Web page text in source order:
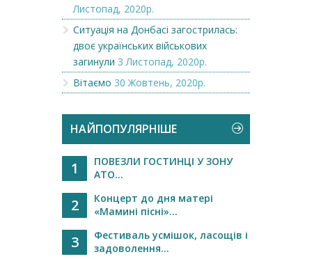
Листопад, 2020р.
Ситуація на Донбасі загострилась:
двоє українських військових
загинули 3 Листопад, 2020р.
Вітаємо 30 Жовтень, 2020р.
НАЙПОПУЛЯРНІШЕ
1
ПОВЕЗЛИ ГОСТИНЦІ У ЗОНУ
АТО...
2
Концерт до дня матері
«Maмині пісні»...
3
Фестиваль усмішок, ласощів і
задоволення...